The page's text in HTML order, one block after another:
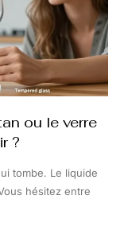
ou le verre
?
tombe. Le liquide
hésitez entre